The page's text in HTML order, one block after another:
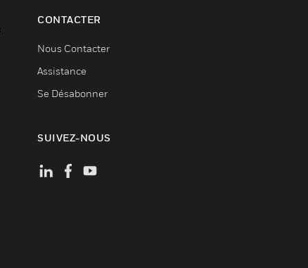
CONTACTER
Nous Contacter
Assistance
Se Désabonner
SUIVEZ-NOUS